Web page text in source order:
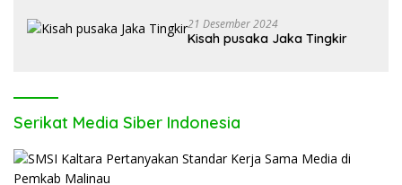
21 Desember 2024
Kisah pusaka Jaka Tingkir
Serikat Media Siber Indonesia